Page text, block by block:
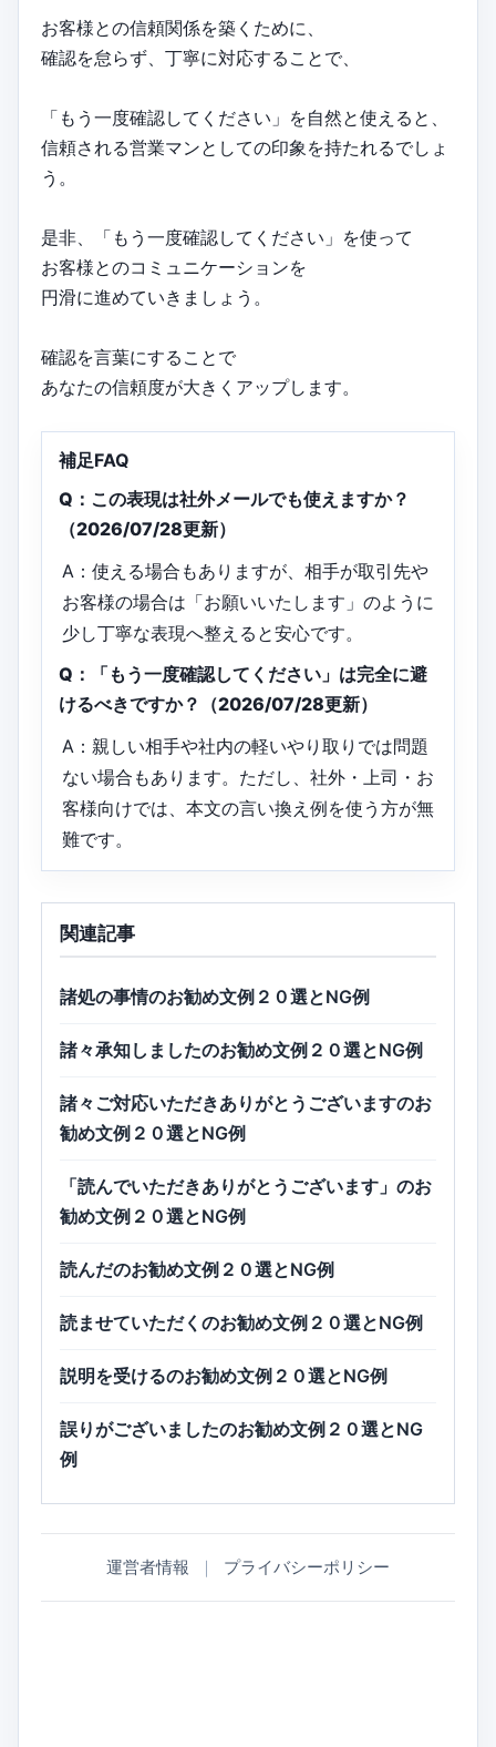
お客様との信頼関係を築くために、
確認を怠らず、丁寧に対応することで、
「もう一度確認してください」を自然と使えると、
信頼される営業マンとしての印象を持たれるでしょ
う。
是非、「もう一度確認してください」を使って
お客様とのコミュニケーションを
円滑に進めていきましょう。
確認を言葉にすることで
あなたの信頼度が大きくアップします。
補足FAQ
Q：この表現は社外メールでも使えますか？
（2026/07/28更新）
A：使える場合もありますが、相手が取引先や
お客様の場合は「お願いいたします」のように
少し丁寧な表現へ整えると安心です。
Q：「もう一度確認してください」は完全に避
けるべきですか？（2026/07/28更新）
A：親しい相手や社内の軽いやり取りでは問題
ない場合もあります。ただし、社外・上司・お
客様向けでは、本文の言い換え例を使う方が無
難です。
関連記事
諸処の事情のお勧め文例２０選とNG例
諸々承知しましたのお勧め文例２０選とNG例
諸々ご対応いただきありがとうございますのお
勧め文例２０選とNG例
「読んでいただきありがとうございます」のお
勧め文例２０選とNG例
読んだのお勧め文例２０選とNG例
読ませていただくのお勧め文例２０選とNG例
説明を受けるのお勧め文例２０選とNG例
誤りがございましたのお勧め文例２０選とNG
例
運営者情報 ｜ プライバシーポリシー